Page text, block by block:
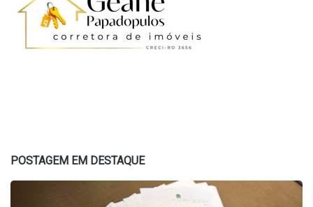
POSTAGEM EM DESTAQUE